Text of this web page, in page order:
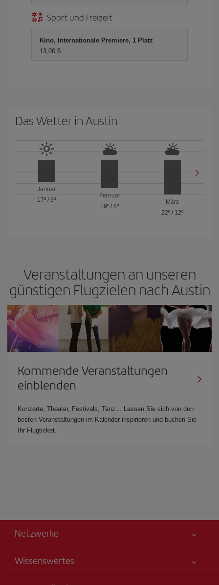
Sport und Freizeit
Kino, Internationale Premiere, 1 Platz
13,00 $
Das Wetter in Austin
Januar
17º /6º
Februar
19º/ 8º
März
22º / 12º
Veranstaltungen an unseren
günstigen Flugzielen nach Austin
Kommende Veranstaltungen
einblenden
Konzerte, Theater, Festivals, Tanz… Lassen Sie sich von den
besten Veranstaltungen im Kalender inspirieren und buchen Sie
Ihr Flugticket.
Netzwerke
Wissenswertes